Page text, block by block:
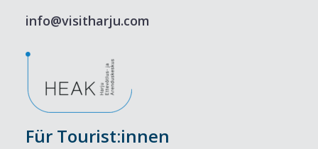
info@visitharju.com
Für Tourist:innen